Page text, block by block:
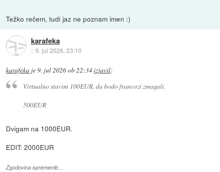
Težko rečem, tudi jaz ne poznam imen :)
karafeka
::9. jul 2026, 23:10
karafeka je9. jul 2026 ob 22:34izjavil:
Virtualno stavim 100EUR, da bodo francozi zmagali.
500EUR
Dvigam na 1000EUR.
EDIT: 2000EUR
Zgodovina sprememb…